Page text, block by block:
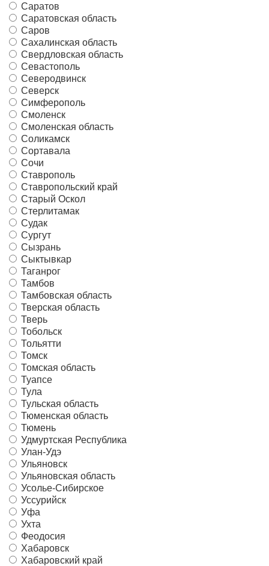
Саратов
Саратовская область
Саров
Сахалинская область
Свердловская область
Севастополь
Северодвинск
Северск
Симферополь
Смоленск
Смоленская область
Соликамск
Сортавала
Сочи
Ставрополь
Ставропольский край
Старый Оскол
Стерлитамак
Судак
Сургут
Сызрань
Сыктывкар
Таганрог
Тамбов
Тамбовская область
Тверская область
Тверь
Тобольск
Тольятти
Томск
Томская область
Туапсе
Тула
Тульская область
Тюменская область
Тюмень
Удмуртская Республика
Улан-Удэ
Ульяновск
Ульяновская область
Усолье-Сибирское
Уссурийск
Уфа
Ухта
Феодосия
Хабаровск
Хабаровский край